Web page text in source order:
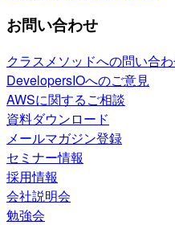
お問い合わせ
クラスメソッドへの問い合
DevelopersIOへのご意見
AWSに関するご相談
資料ダウンロード
メールマガジン登録
セミナー情報
採用情報
会社説明会
勉強会